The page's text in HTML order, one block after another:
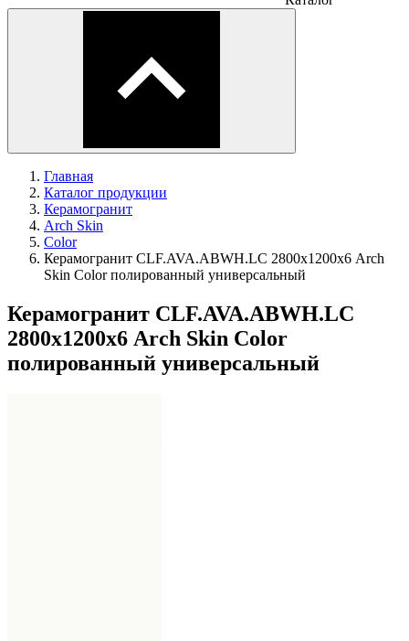
Главная
Каталог продукции
Керамогранит
Arch Skin
Color
Керамогранит CLF.AVA.ABWH.LC 2800х1200х6 Arch
Skin Color полированный универсальный
Керамогранит CLF.AVA.ABWH.LC
2800х1200х6 Arch Skin Color
полированный универсальный